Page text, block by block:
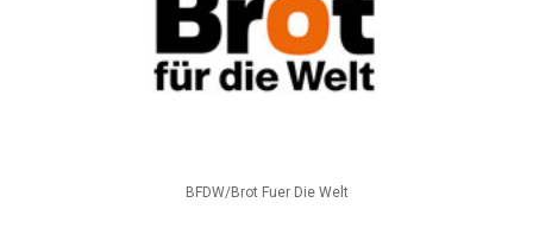
BFDW/Brot Fuer Die Welt